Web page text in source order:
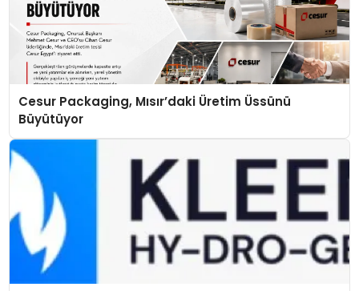
Cesur Packaging, Mısır’daki Üretim Üssünü
Büyütüyor